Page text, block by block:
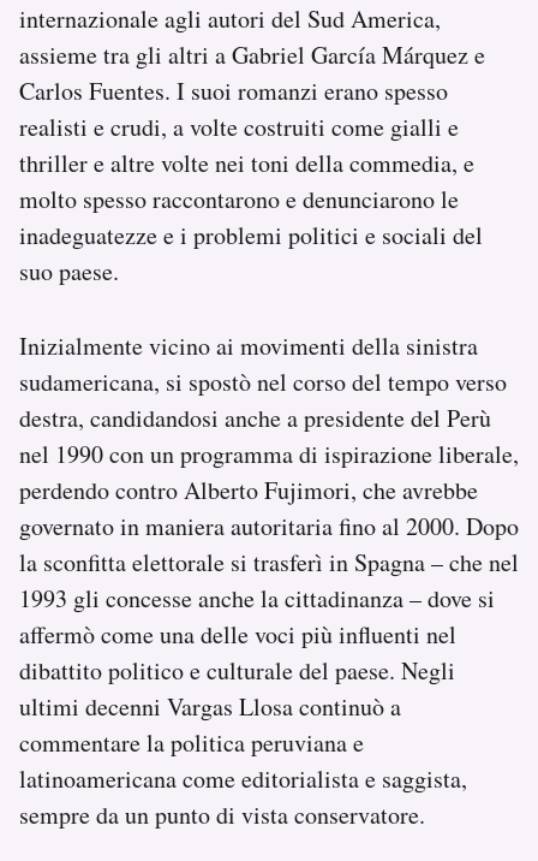
internazionale agli autori del Sud America,
assieme tra gli altri a Gabriel García Márquez e
Carlos Fuentes. I suoi romanzi erano spesso
realisti e crudi, a volte costruiti come gialli e
thriller e altre volte nei toni della commedia, e
molto spesso raccontarono e denunciarono le
inadeguatezze e i problemi politici e sociali del
suo paese.
Inizialmente vicino ai movimenti della sinistra
sudamericana, si spostò nel corso del tempo verso
destra, candidandosi anche a presidente del Perù
nel 1990 con un programma di ispirazione liberale,
perdendo contro Alberto Fujimori, che avrebbe
governato in maniera autoritaria fino al 2000. Dopo
la sconfitta elettorale si trasferì in Spagna – che nel
1993 gli concesse anche la cittadinanza – dove si
affermò come una delle voci più influenti nel
dibattito politico e culturale del paese. Negli
ultimi decenni Vargas Llosa continuò a
commentare la politica peruviana e
latinoamericana come editorialista e saggista,
sempre da un punto di vista conservatore.